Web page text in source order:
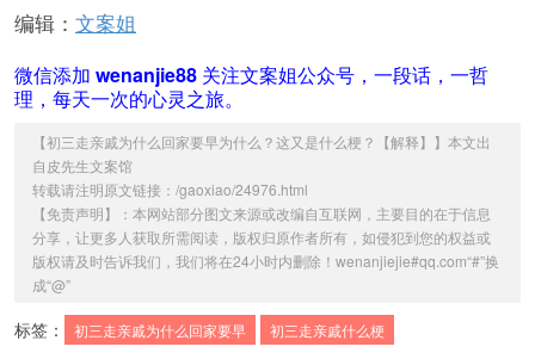
编辑： 文案姐
微信添加 wenanjie88 关注文案姐公众号，一段话，一哲
理，每天一次的心灵之旅。
【初三走亲戚为什么回家要早为什么？这又是什么梗？【解释】 】本文出
自 皮先生文案馆
转载请注明原文链接：/gaoxiao/24976.html
【免责声明】：本网站部分图文来源或改编自互联网，主要目的在于信息
分享，让更多人获取所需阅读，版权归原作者所有，如侵犯到您的权益或
版权请及时告诉我们，我们将在24小时内删除！wenanjiejie#qq.com“#”换
成“@”
标签： 初三走亲戚为什么回家要早 初三走亲戚什么梗